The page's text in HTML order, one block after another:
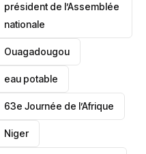
président de l’Assemblée
nationale
‎Ouagadougou
eau potable
63e Journée de l’Afrique
‎Niger